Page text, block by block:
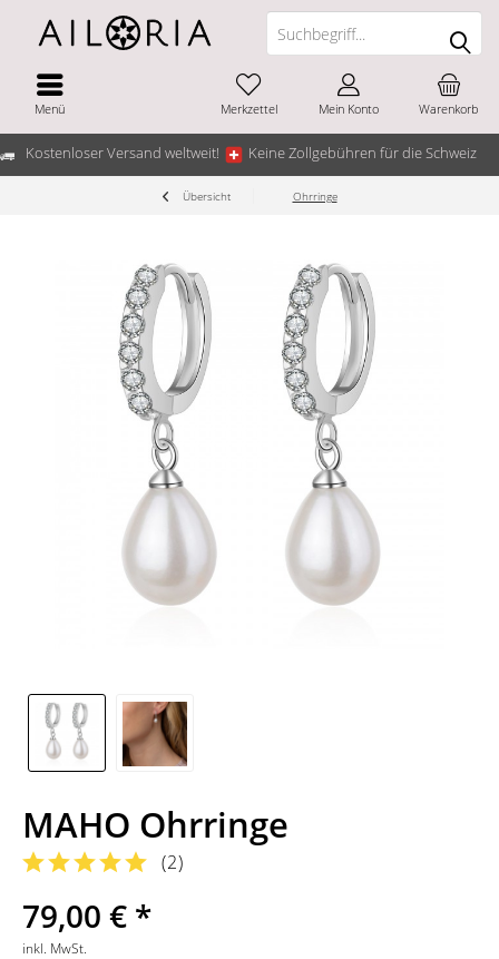
Kostenloser Versand weltweit! Keine Zollgebühren für die Schweiz
Menü Warenkorb
Merkzettel Mein Konto
Übersicht Ohrringe
MAHO Ohrringe
(2)
79,00 € *
inkl. MwSt.